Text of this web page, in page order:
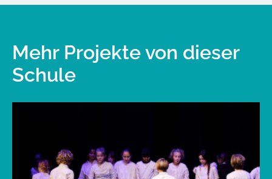
Mehr Projekte von dieser
Schule